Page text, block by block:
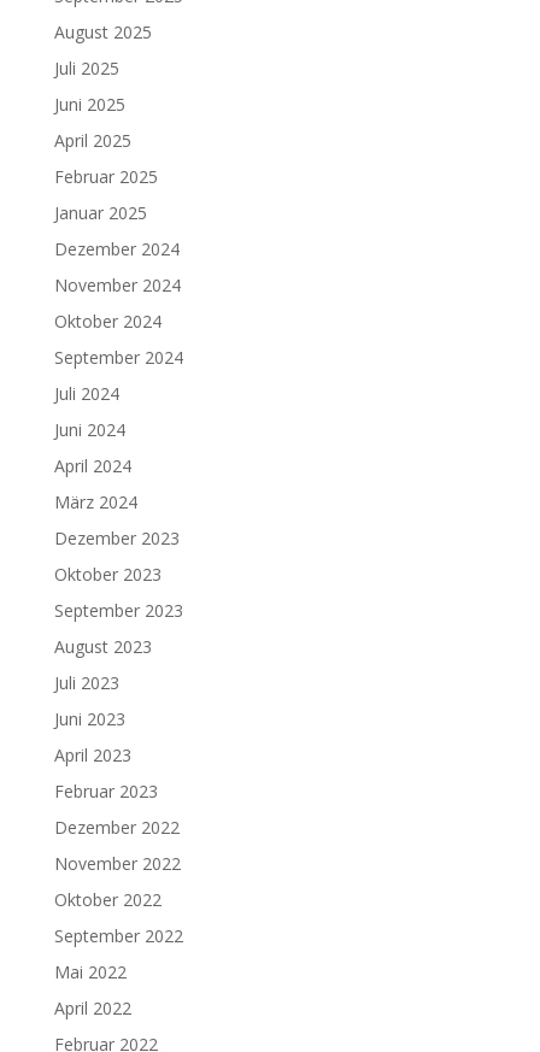
August 2025
Juli 2025
Juni 2025
April 2025
Februar 2025
Januar 2025
Dezember 2024
November 2024
Oktober 2024
September 2024
Juli 2024
Juni 2024
April 2024
März 2024
Dezember 2023
Oktober 2023
September 2023
August 2023
Juli 2023
Juni 2023
April 2023
Februar 2023
Dezember 2022
November 2022
Oktober 2022
September 2022
Mai 2022
April 2022
Februar 2022